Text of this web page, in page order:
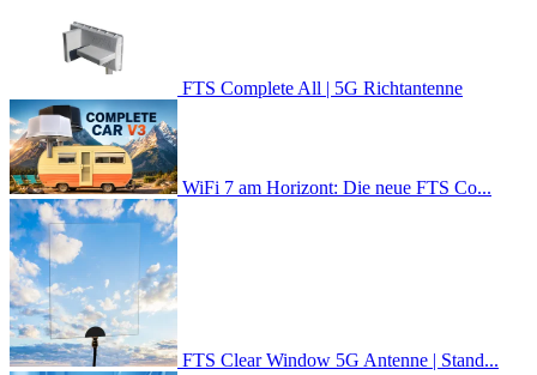
FTS Complete All | 5G Richtantenne
WiFi 7 am Horizont: Die neue FTS Co...
FTS Clear Window 5G Antenne | Stand...